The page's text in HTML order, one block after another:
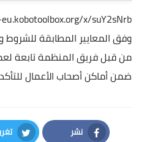
x/suY2sNrb
وفق المعايير المطابقة
من قبل فريق المنظمة تابعة
ضمن أماكن أصحاب الأعمال
نشر